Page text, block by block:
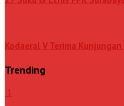
Kodaeral V Terima
Trending
1